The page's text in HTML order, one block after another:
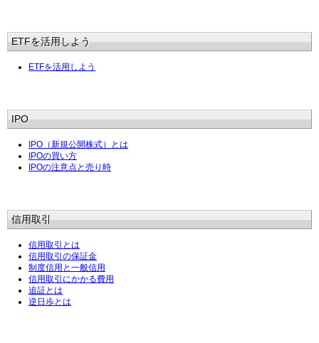
ETFを活用しよう
ETFを活用しよう
IPO
IPO（新規公開株式）とは
IPOの買い方
IPOの注意点と売り時
信用取引
信用取引とは
信用取引の保証金
制度信用と一般信用
信用取引にかかる費用
追証とは
逆日歩とは